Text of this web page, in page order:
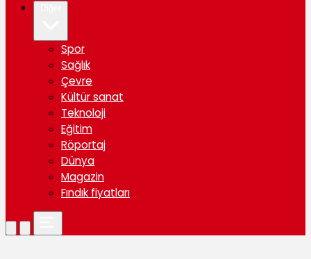
Spor
Sağlık
Çevre
Kültür sanat
Teknoloji
Eğitim
Röportaj
Dünya
Magazin
Fındık fiyatları